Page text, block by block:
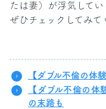
たは妻）が浮気して
ぜひチェックしてみて
【ダブル不倫の体
【ダブル不倫の
の末路も